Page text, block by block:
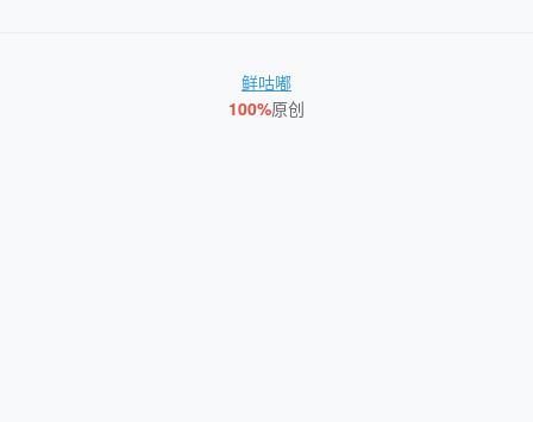
鲜咕嘟
100%原创